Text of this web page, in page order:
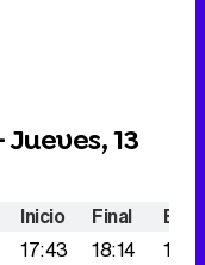
Jueves, 13
Inicio Final
17:43 18:14